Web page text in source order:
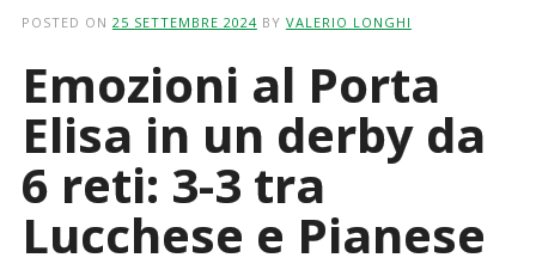
POSTED ON 25 SETTEMBRE 2024 BY VALERIO LONGHI
Emozioni al Porta
Elisa in un derby da
6 reti: 3-3 tra
Lucchese e Pianese